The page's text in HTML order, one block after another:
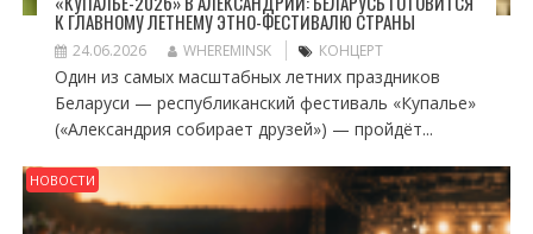
К ГЛАВНОМУ ЛЕТНЕМУ ЭТНО-ФЕСТИВАЛЮ СТРАНЫ
24.06.2026 WHEREMINSK КОНЦЕРТ
Один из самых масштабных летних праздников
Беларуси — республиканский фестиваль «Купалье»
(«Александрия собирает друзей») — пройдёт...
НОВОСТИ